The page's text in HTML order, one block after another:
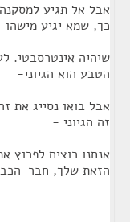
אבל אל תגיע
כך, שמא יגיע מישהו
שיהיה אינטרסבטי.
הטבע הוא הגיוני-
אבל בואו נסייג את
זה הגיוני -
אנחנו רוצים
הזאת שלך, חבר-